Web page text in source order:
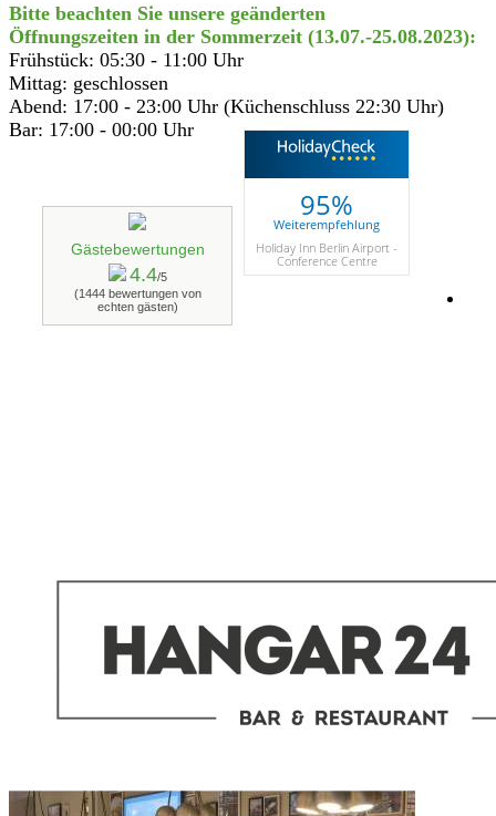
Bitte beachten Sie unsere geänderten
Öffnungszeiten in der Sommerzeit (13.07.-25.08.2023):
Frühstück: 05:30 - 11:00 Uhr
Mittag: geschlossen
Abend: 17:00 - 23:00 Uhr (Küchenschluss 22:30 Uhr)
Bar: 17:00 - 00:00 Uhr
Gästebewertungen
4.4/5
(1444 bewertungen von
echten gästen)
95%
Weiterempfehlung
Holiday Inn Berlin Airport -
Conference Centre